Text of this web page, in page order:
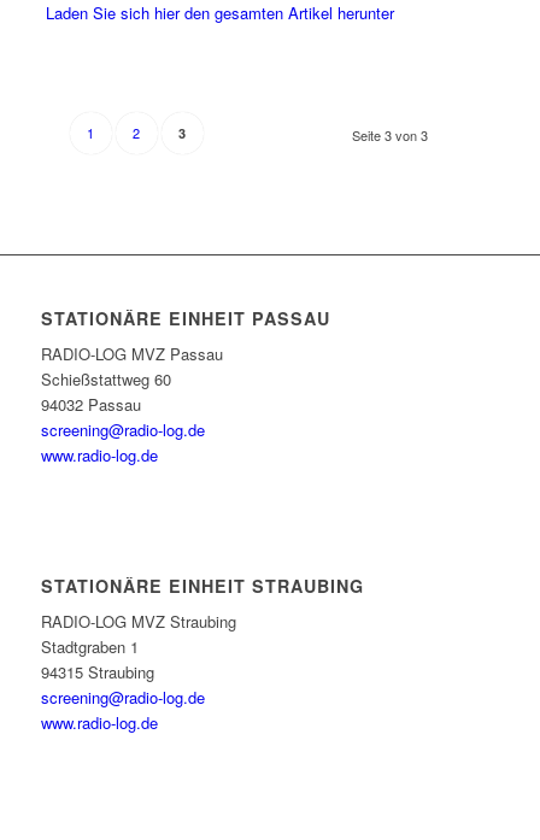
Laden Sie sich hier den gesamten Artikel herunter
Seite 3 von 3
1 2 3
STATIONÄRE EINHEIT PASSAU
RADIO-LOG MVZ Passau
Schießstattweg 60
94032 Passau
screening@radio-log.de
www.radio-log.de
STATIONÄRE EINHEIT STRAUBING
RADIO-LOG MVZ Straubing
Stadtgraben 1
94315 Straubing
screening@radio-log.de
www.radio-log.de